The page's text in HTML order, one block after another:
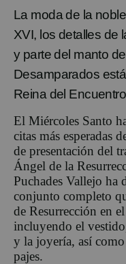
La modade la
XVI, los detalles de
y parte del manto
Desamparados
Reina del Encuentro
El Miércoles Santo
citas más esperadas
de presentación del
Ángel de la
Puchades Vallejo ha
conjunto completo
de Resurrección en
incluyendo el
y la joyería, así como
pajes.